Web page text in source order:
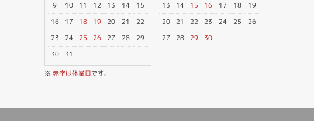
9
10 11 12 13 14
15
16
17 18 19 20 21
22
23
24 25 26 27 28
29
30
31
13
14 15 16 17 18
19
20
21 22 23 24 25
26
27
28 29 30
※ 赤字は休業日です。